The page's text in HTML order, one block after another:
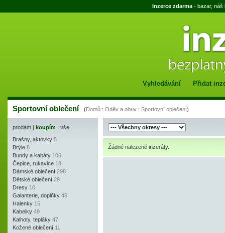
Inzerce zdarma - bazar, náš
Vyhledávání Přidat
Sportovní oblečení (Domů : Oděv a obuv : Sportovní oblečení)
prodám | koupím | vše
Brašny, aktovky 5
Brýle 8
Bundy a kabáty 106
Čepice, rukavice 18
Dámské oblečení 298
Dětské oblečení 29
Dresy 10
Galanterie, doplňky 45
Halenky 15
Kabelky 49
Kalhoty, tepláky 47
Kožené oblečení 11
Žádné nalezené inzeráty.